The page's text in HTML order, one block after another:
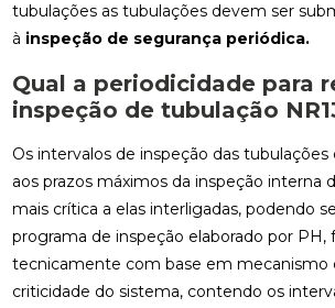
tubulações as tubulações devem ser
à inspeção de segurança periódica.
Qual a periodicidade para
inspeção de tubulação
Os intervalos de inspeção das
aos prazos máximos da inspeção interna
mais crítica a elas interligadas, podendo
programa de inspeção elaborado por
tecnicamente com base em mecanismo
criticidade do sistema, contendo os